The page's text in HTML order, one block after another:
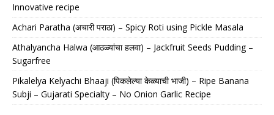
Innovative recipe
Achari Paratha (अचारी पराठा) – Spicy Roti using Pickle Masala
Athalyancha Halwa (आठळ्यांचा हलवा) – Jackfruit Seeds Pudding –
Sugarfree
Pikalelya Kelyachi Bhaaji (पिकलेल्या केळ्याची भाजी) – Ripe Banana
Subji – Gujarati Specialty – No Onion Garlic Recipe